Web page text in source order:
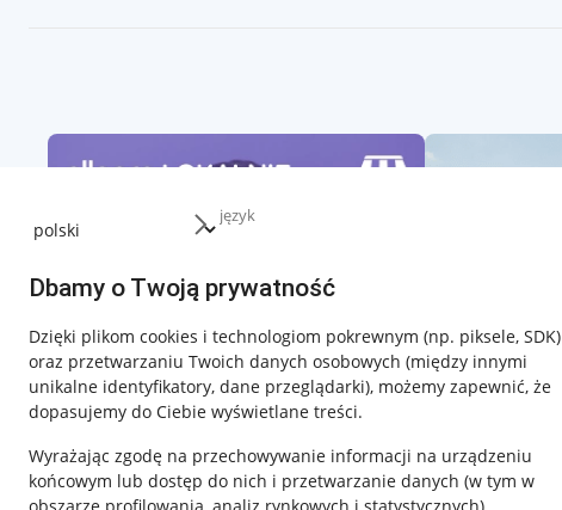
język
Dbamy o Twoją prywatność
Dzięki plikom cookies i technologiom pokrewnym (np. piksele, SDK)
oraz przetwarzaniu Twoich danych osobowych (między innymi
unikalne identyfikatory, dane przeglądarki), możemy zapewnić, że
dopasujemy do Ciebie wyświetlane treści.
Wyrażając zgodę na przechowywanie informacji na urządzeniu
końcowym lub dostęp do nich i przetwarzanie danych (w tym w